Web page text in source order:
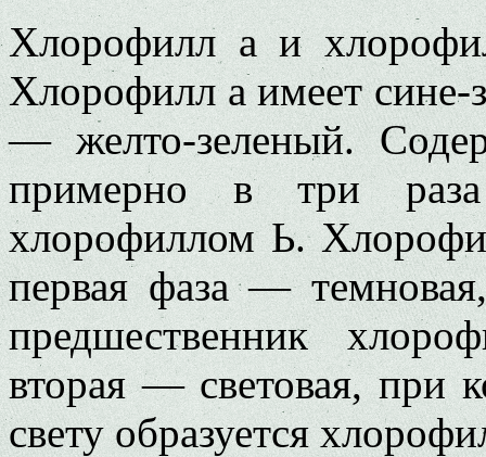
Хлорофилл а и
Хлорофилл а имеет сине-
— желто-зеленый.
примерно в три
хлорофиллом Ь.
первая фаза —
пред­шественник
вторая — световая, при
свету образуется